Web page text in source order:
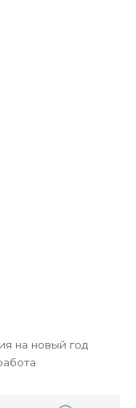
на новый год